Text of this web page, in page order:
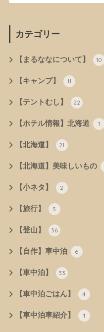
カテゴリー
【まるななについて】 10
【キャンプ】 11
【テントむし】 22
【ホテル情報】北海道 1
【北海道】 21
【北海道】美味しいもの
【小ネタ】 2
【旅行】 5
【登山】 36
【自作】車中泊 6
【車中泊】 33
【車中泊ごはん】 4
【車中泊車紹介】 1